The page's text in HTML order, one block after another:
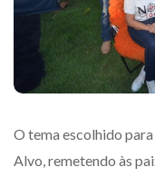
O tema escolhido
Alvo, remetendo às